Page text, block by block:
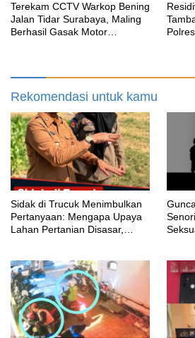
Terekam CCTV Warkop Bening
Jalan Tidar Surabaya, Maling
Berhasil Gasak Motor
Rekomendasi untuk kamu
‎Sidak di Trucuk Menimbulkan
Pertanyaan: Mengapa Upaya
Lahan Pertanian Disasar,